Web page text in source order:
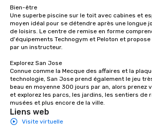
experiences not only provide more
ways to network, but a more convivial
way to do so. Large Groups Welcome
Lip Smacking Foodie Tours is ideal for
experiences can accommodate
groups from as few as 1 to as many
as 500 guests, making us an ideal
choice for any corporate group event.
Stress-Free Booking Process Booking
a tour is stress-free and allows you to
Bien-être
Une superbe piscine sur le toit avec cabines et
moyen idéal pour se détendre après une longue
de loisirs. Le centre de remise en forme
d'équipements Technogym et Peloton et
par un instructeur.
Explorez San Jose
Connue comme la Mecque des affaires et la
technologie, San Jose prend également le jeu
beau en moyenne 300 jours par an, alors prenez
et explorez les parcs, les jardins, les sentiers de
musées et plus encore de la ville.
Liens web
Visite virtuelle